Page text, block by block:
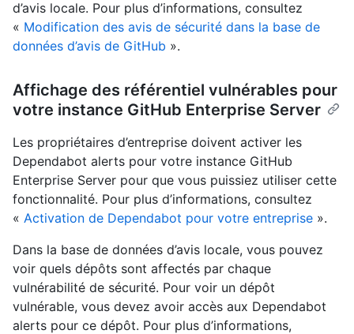
d’avis locale. Pour plus d’informations, consultez
« Modification des avis de sécurité dans la base de
données d’avis de GitHub ».
Affichage des référentiel vulnérables pour
votre instance GitHub Enterprise Server
Les propriétaires d’entreprise doivent activer les
Dependabot alerts pour votre instance GitHub
Enterprise Server pour que vous puissiez utiliser cette
fonctionnalité. Pour plus d’informations, consultez
« Activation de Dependabot pour votre entreprise ».
Dans la base de données d’avis locale, vous pouvez
voir quels dépôts sont affectés par chaque
vulnérabilité de sécurité. Pour voir un dépôt
vulnérable, vous devez avoir accès aux Dependabot
alerts pour ce dépôt. Pour plus d’informations,